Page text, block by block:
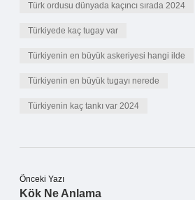
Türk ordusu dünyada kaçıncı sırada 2024
Türkiyede kaç tugay var
Türkiyenin en büyük askeriyesi hangi ilde
Türkiyenin en büyük tugayı nerede
Türkiyenin kaç tankı var 2024
Önceki Yazı
Kök Ne Anlama